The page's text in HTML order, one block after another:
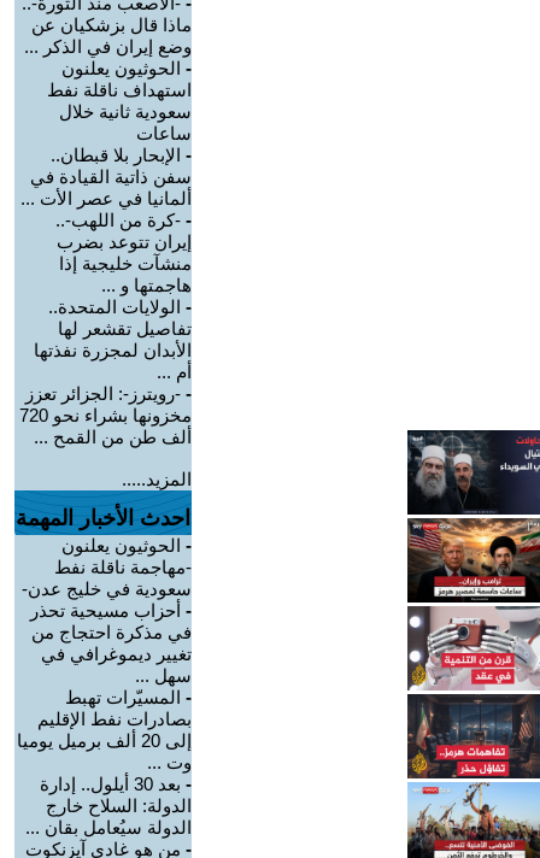
ماذا قال بزشكيان عن
وضع إيران في الذكر ...
- الحوثيون يعلنون
استهداف ناقلة نفط
سعودية ثانية خلال
ساعات
- الإبحار بلا قبطان..
سفن ذاتية القيادة في
ألمانيا في عصر الأت ...
- -كرة من اللهب-..
إيران تتوعد بضرب
منشآت خليجية إذا
هاجمتها و ...
- الولايات المتحدة..
تفاصيل تقشعر لها
الأبدان لمجزرة نفذتها
أم ...
- -رويترز-: الجزائر تعزز
مخزونها بشراء نحو 720
ألف طن من القمح ...
المزيد.....
احدث الأخبار المهمة
- الحوثيون يعلنون
-مهاجمة ناقلة نفط
سعودية في خليج عدن-
- أحزاب مسيحية تحذر
في مذكرة احتجاج من
تغيير ديموغرافي في
سهل ...
- المسيّرات تهبط
بصادرات نفط الإقليم
إلى 20 ألف برميل يوميا
وت ...
-
بعد 30 أيلول.. إدارة
الدولة: السلاح خارج
الدولة سيُعامل بقان ...
- من هو غادي آيزنكوت